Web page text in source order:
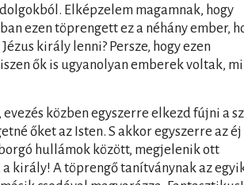
Elképzelem magamnak, hogy
ezen töprengett ez a néhány ember,
király lenni? Persze, hogy ezen
ők is ugyanolyan emberek voltak,
közben egyszerre elkezd fújni a
őket az Isten. S akkor egyszerre az éj
hullámok között, megjelenik ott
király! A töprengő tanítványnak az